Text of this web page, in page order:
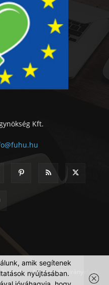
Kft.
jogok Adatkezelési irányelvek
amik segítenek
nyújtásában.